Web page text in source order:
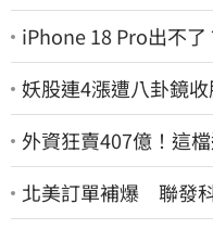
iPhone 18 Pro出不了
妖股連4漲遭八卦鏡
外資狂賣407億！這
北美訂單補爆 聯發